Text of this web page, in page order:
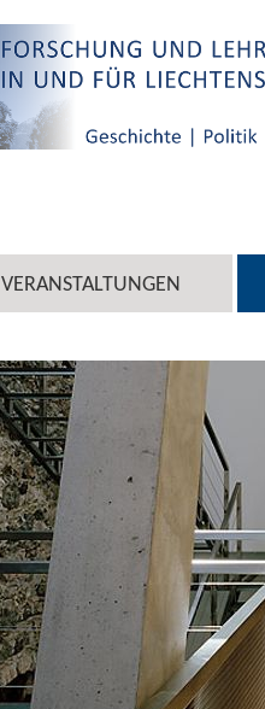
VERANSTALTUNGEN